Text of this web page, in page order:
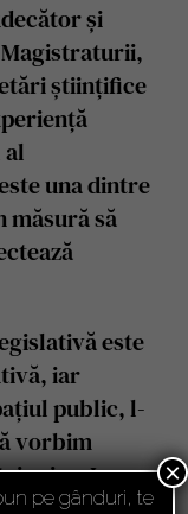
și
științifice
una dintre
măsură să
este
iar
public, l-
vorbim
crize. L-am
pe gânduri, te
×